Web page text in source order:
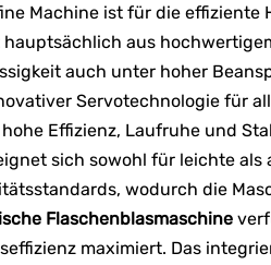
Machine ist für die effiziente
aus
auch unter hoher
Servotechnologie für
Effizienz, Laufruhe und
sich sowohl für leichte
wodurch die
Flaschenblasmaschine
maximiert. Das